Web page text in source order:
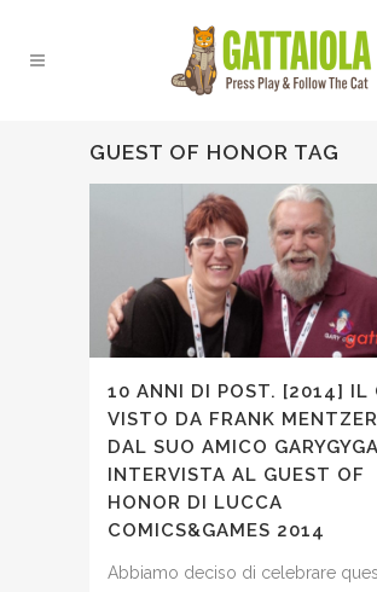
GUEST OF HONOR TAG
10 ANNI DI POST. [2014] IL
VISTO DA FRANK
DAL SUO AMICO
INTERVISTA AL GUEST OF
HONOR DI LUCCA
COMICS&GAMES 2014
Abbiamo deciso di celebrare